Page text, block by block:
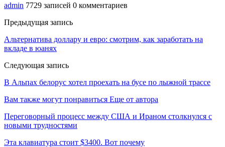
admin 7729 записей 0 комментариев
Предыдущая запись
Альтернатива доллару и евро: смотрим, как заработать на
вкладе в юанях
Следующая запись
В Альпах белорус хотел проехать на бусе по лыжной трассе
Вам также могут понравиться Еще от автора
Переговорный процесс между США и Ираном столкнулся с
новыми трудностями
Эта клавиатура стоит $3400. Вот почему